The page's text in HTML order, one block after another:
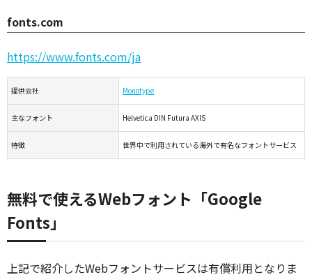
fonts.com
https://www.fonts.com/ja
提供会社 Monotype
主なフォント Helvetica DIN Futura AXIS
特徴 世界中で利用されている海外で有名なフォントサービス
無料で使えるWebフォント「Google
Fonts」
上記で紹介したWebフォントサービスは有償利用となりま